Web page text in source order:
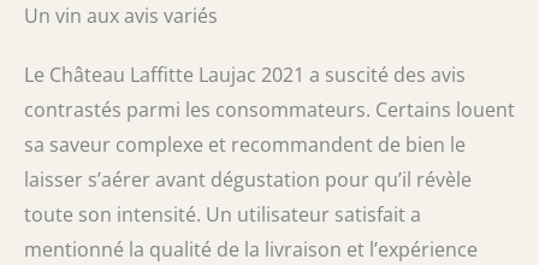
Un vin aux avis variés
Le Château Laffitte Laujac 2021 a suscité des avis
contrastés parmi les consommateurs. Certains louent
sa saveur complexe et recommandent de bien le
laisser s’aérer avant dégustation pour qu’il révèle
toute son intensité. Un utilisateur satisfait a
mentionné la qualité de la livraison et l’expérience